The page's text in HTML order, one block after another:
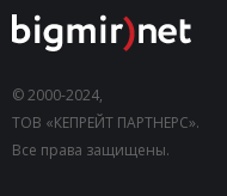
© 2000-2024,
ТОВ «КЕПРЕЙТ ПАРТНЕРС».
Все права защищены.